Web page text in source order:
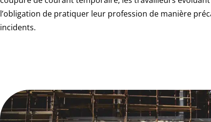
l’obligation de pratiquer leur profession de manière
incidents.